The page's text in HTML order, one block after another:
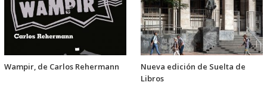
Wampir, de Carlos Rehermann
Nueva edición de Suelta de
Libros